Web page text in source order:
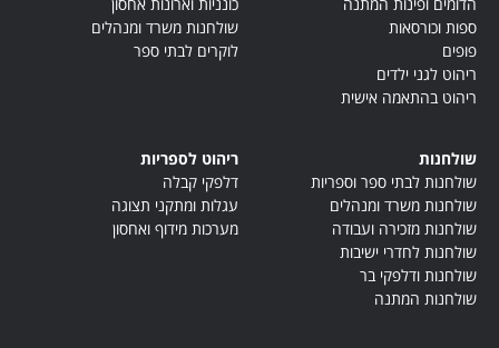
ספות וכורסאות
פופים
ריהוט לגני ילדים
ריהוט בהתאמה אישית
שולחנות משרד ומנהלים
לוקרים לבתי ספר
שולחנות
שולחנות לבתי ספר וספריות
שולחנות משרד ומנהלים
שולחנות מזכירה ועבודה
שולחנות לחדרי ישיבות
שולחנות ודלפקי בר
שולחנות המתנה
ריהוט לספריות
דלפקי קבלה
עגלות ומתקני תצוגה
מערכות מידוף ואחסון